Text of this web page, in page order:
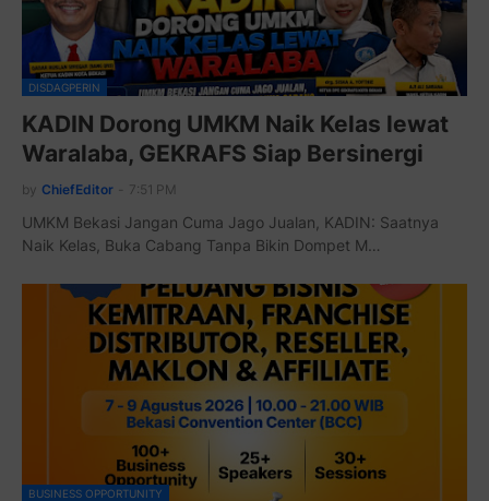
DISDAGPERIN
KADIN Dorong UMKM Naik Kelas lewat
Waralaba, GEKRAFS Siap Bersinergi
by ChiefEditor 7:51 PM
UMKM Bekasi Jangan Cuma Jago Jualan, KADIN: Saatnya
Naik Kelas, Buka Cabang Tanpa Bikin Dompet M…
BUSINESS OPPORTUNITY